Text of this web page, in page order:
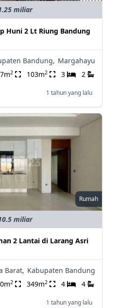
miliar
Huni 2 Lt Riung Bandung
Bandung, Margahayu
2 103m2 3 2
1 tahun yang lalu
Rumah
miliar
2 Lantai di Larang Asri
Barat, Kabupaten Bandung
2 349m2 4 4
1 tahun yang lalu